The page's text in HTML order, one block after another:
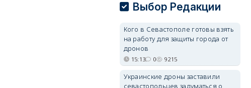
Выбор Редакции
Кого в Севастополе готовы взять
на работу для защиты города от
дронов
15:13 0 9215
Украинские дроны заставили
севастопольцев задуматься о